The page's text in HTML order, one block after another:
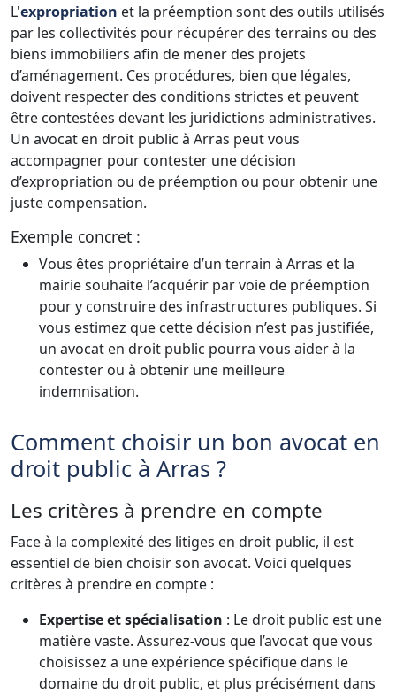
L'expropriation et la préemption sont des outils utilisés
par les collectivités pour récupérer des terrains ou des
biens immobiliers afin de mener des projets
d’aménagement. Ces procédures, bien que légales,
doivent respecter des conditions strictes et peuvent
être contestées devant les juridictions administratives.
Un avocat en droit public à Arras peut vous
accompagner pour contester une décision
d’expropriation ou de préemption ou pour obtenir une
juste compensation.
Exemple concret :
Vous êtes propriétaire d’un terrain à Arras et la
mairie souhaite l’acquérir par voie de préemption
pour y construire des infrastructures publiques. Si
vous estimez que cette décision n’est pas justifiée,
un avocat en droit public pourra vous aider à la
contester ou à obtenir une meilleure
indemnisation.
Comment choisir un bon avocat en
droit public à Arras ?
Les critères à prendre en compte
Face à la complexité des litiges en droit public, il est
essentiel de bien choisir son avocat. Voici quelques
critères à prendre en compte :
Expertise et spécialisation : Le droit public est une
matière vaste. Assurez-vous que l’avocat que vous
choisissez a une expérience spécifique dans le
domaine du droit public, et plus précisément dans